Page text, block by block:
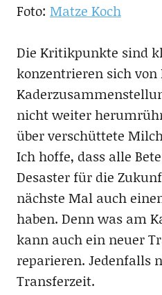
Foto: Matze Koch
Die Kritikpunkte sind
konzentrieren sich von
nicht weiter
über verschüttete
Ich hoffe, dass alle
Desaster für die
nächste Mal auch
haben. Denn was am
kann auch ein neuer
reparieren. Jedenfalls
Transferzeit.